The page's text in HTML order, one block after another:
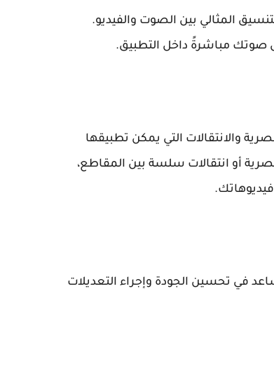
المثالي بين الصوت والفيديو.
صوتك مباشرةً داخل التطبيق.
والانتقالات التي يمكن تطبيقها
أو انتقالات سلسة بين المقاطع،
في تحسين الجودة وإجراء التعديلات